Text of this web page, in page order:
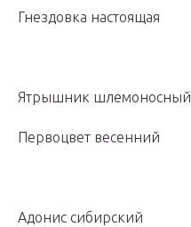
Гнездовка настоящая
Ятрышник шлемоносный
Первоцвет весенний
Адонис сибирский